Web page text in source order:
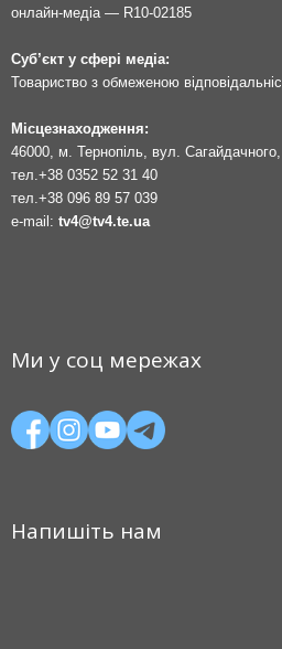
онлайн-медіа — R10-02185
Суб’єкт у сфері медіа:
Товариство з обмеженою
Місцезнаходження:
46000, м. Тернопіль, вул.
тел. +38 0352 52 31 40
тел. +38 096 89 57 039
e-mail: tv4@tv4.te.ua
Ми у соц мережах
Напишіть нам